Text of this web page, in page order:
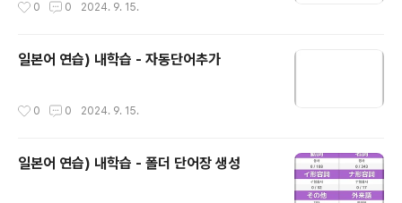
0 0 2024. 9. 15.
일본어 연습) 내학습 - 자동단어추가
0 0 2024. 9. 15.
일본어 연습) 내학습 - 폴더 단어장 생성